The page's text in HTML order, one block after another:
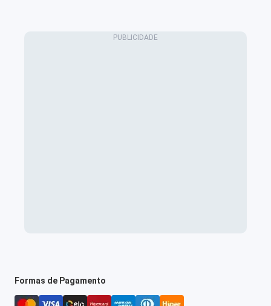
Formas de Pagamento